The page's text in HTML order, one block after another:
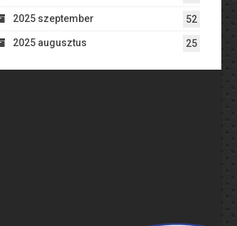
2025 szeptember 52
2025 augusztus 25